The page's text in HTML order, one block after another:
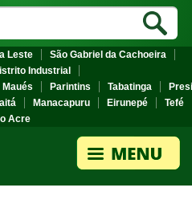
Leste
São Gabriel da Cachoeira
Industrial
Maués Parintins Tabatinga
Manacapuru Eirunepé
Tefé
Acre